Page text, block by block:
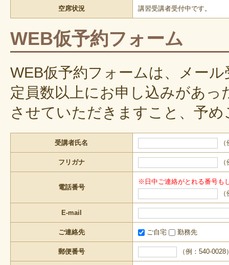
空席状況 講習受講者受付中です。
WEB仮予約フォーム
WEB仮予約フォームは、メー
定員数以上にお申し込みがあ
させていただきますこと、予め
受講者氏名
フリガナ
電話番号
※日中ご連絡がとれる番号も
E-mail
ご連絡先 ご自宅 勤務先
郵便番号 （例：540-0028